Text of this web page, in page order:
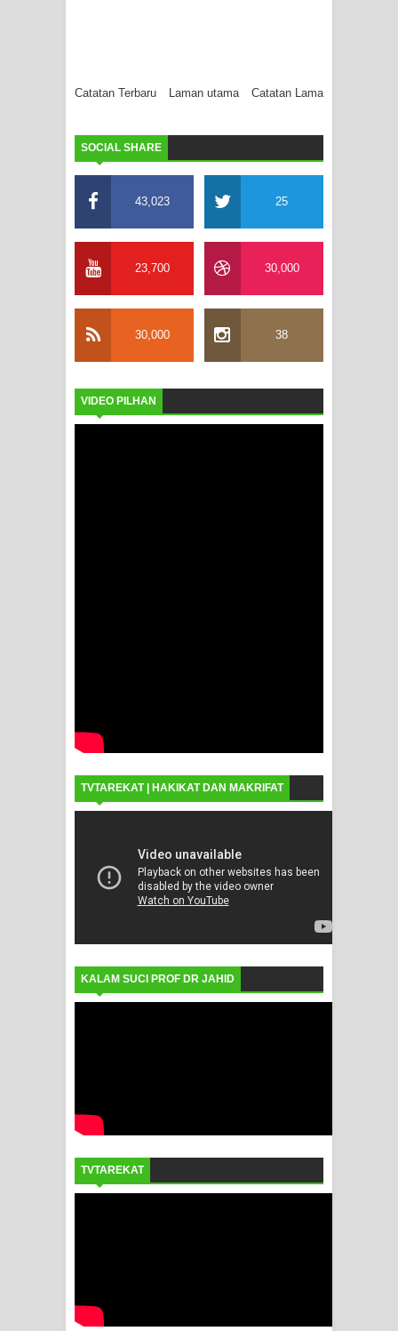
Catatan Terbaru Catatan Lama
Laman utama
SOCIAL SHARE
43,023 25
23,700 30,000
30,000 38
VIDEO PILHAN
TVTAREKAT | HAKIKAT DAN MAKRIFAT
KALAM SUCI PROF DR JAHID
TVTAREKAT